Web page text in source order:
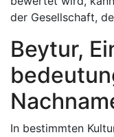
der Gesellschaft,
Beytur,
In bestimmten